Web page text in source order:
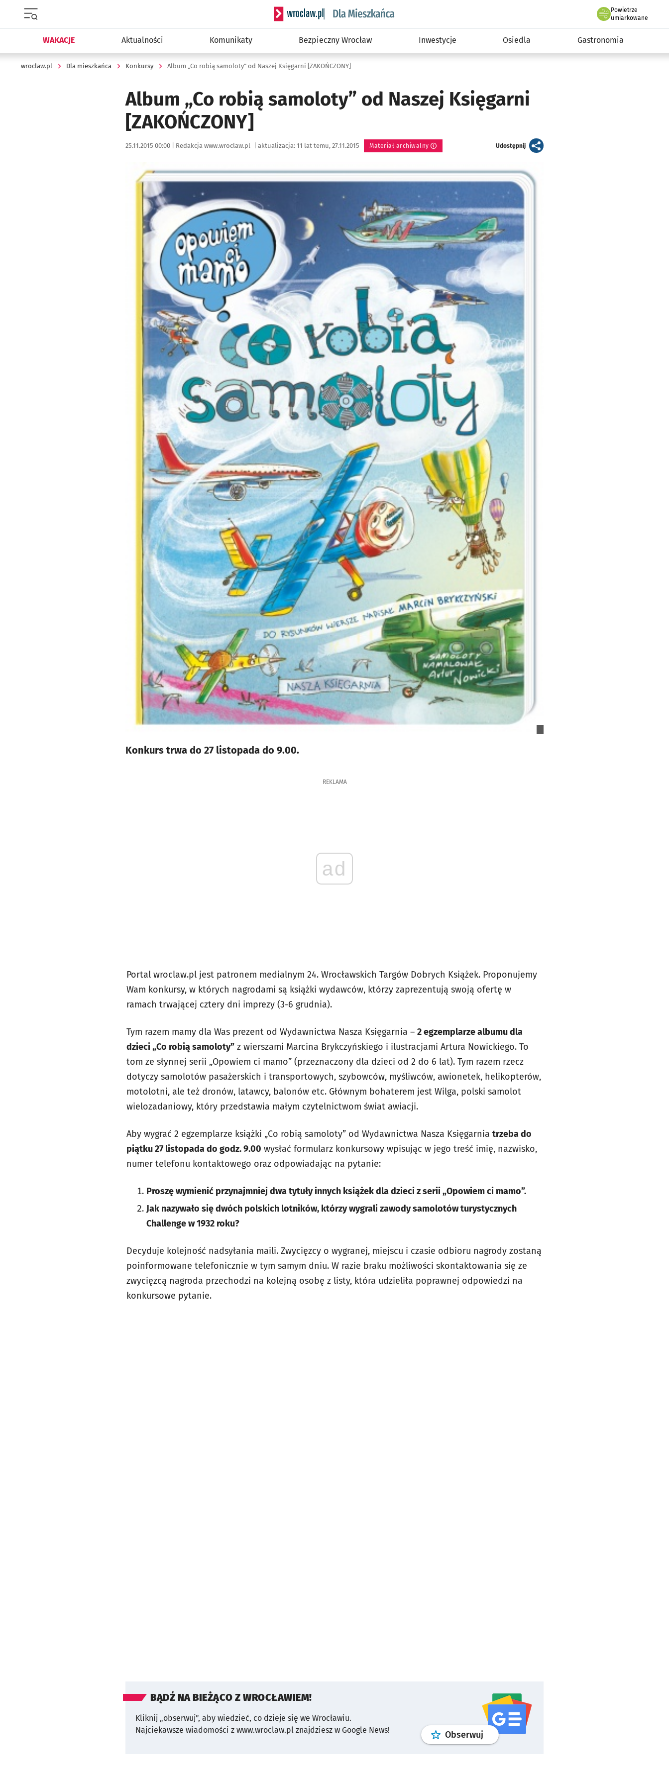
Serwis informacyjny wroclaw.pl podserwis: Dla mieszkańca
Powietrze
we Wrocławiu
umiarkowane
WAKACJE Aktualności Komunikaty Bezpieczny Wrocław Inwestycje Osiedla Gastronomia
wroclaw.pl Dla mieszkańca Konkursy Album „Co robią samoloty” od Naszej Księgarni [ZAKOŃCZONY]
Album „Co robią samoloty” od Naszej Księgarni
[ZAKOŃCZONY]
Data publikacji:
25.11.2015 00:00 | Autor:
Redakcja www.wroclaw.pl aktualizacja: 11 lat temu, 27.11.2015 Materiał archiwalny Udostępnijartykuł
Kliknij, aby powiększyć
Konkurs trwa do 27 listopada do 9.00.
REKLAMA
ad
Portal wroclaw.pl jest patronem medialnym 24. Wrocławskich Targów Dobrych Książek. Proponujemy
Wam konkursy, w których nagrodami są książki wydawców, którzy zaprezentują swoją ofertę w
ramach trwającej cztery dni imprezy (3-6 grudnia).
Tym razem mamy dla Was prezent od Wydawnictwa Nasza Księgarnia – 2 egzemplarze albumu dla
dzieci „Co robią samoloty” z wierszami Marcina Brykczyńskiego i ilustracjami Artura Nowickiego. To
tom ze słynnej serii „Opowiem ci mamo” (przeznaczony dla dzieci od 2 do 6 lat). Tym razem rzecz
dotyczy samolotów pasażerskich i transportowych, szybowców, myśliwców, awionetek, helikopterów,
motolotni, ale też dronów, latawcy, balonów etc. Głównym bohaterem jest Wilga, polski samolot
wielozadaniowy, który przedstawia małym czytelnictwom świat awiacji.
Aby wygrać 2 egzemplarze książki „Co robią samoloty” od Wydawnictwa Nasza Księgarnia trzeba do
piątku 27 listopada do godz. 9.00 wysłać formularz konkursowy wpisując w jego treść imię, nazwisko,
numer telefonu kontaktowego oraz odpowiadając na pytanie:
Proszę wymienić przynajmniej dwa tytuły innych książek dla dzieci z serii „Opowiem ci mamo”.
Jak nazywało się dwóch polskich lotników, którzy wygrali zawody samolotów turystycznych
Challenge w 1932 roku?
Decyduje kolejność nadsyłania maili. Zwycięzcy o wygranej, miejscu i czasie odbioru nagrody zostaną
poinformowane telefonicznie w tym samym dniu. W razie braku możliwości skontaktowania się ze
zwycięzcą nagroda przechodzi na kolejną osobę z listy, która udzieliła poprawnej odpowiedzi na
konkursowe pytanie.
BĄDŹ NA BIEŻĄCO Z WROCŁAWIEM!
Kliknij „obserwuj”, aby wiedzieć, co dzieje się we Wrocławiu.
Najciekawsze wiadomości z www.wroclaw.pl znajdziesz w Google News!
Obserwuj profilgoogle news